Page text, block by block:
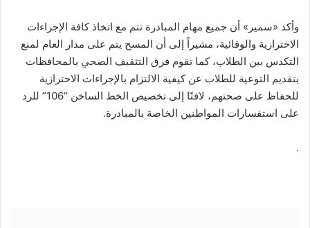
وأكد «سمير» أن جميع مهام المبادرة تتم مع اتخاذ كافة الإجراءات
الاحترازية والوقائية، مشيراً إلى أن المسح يتم على مدار العام لمنع
التكدس بين الطلاب، كما تقوم فرق التثقيف الصحي بالمحافظات
بتقديم التوعية للطلاب عن كيفية الالتزام بالإجراءات الاحترازية
للحفاظ على صحتهم، لافتًا إلى تخصيص الخط الساخن “106” للرد
على استفسارات المواطنين الخاصة بالمبادرة.
.